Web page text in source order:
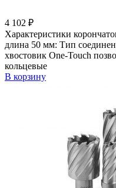
4 102 ₽
Характеристики
длина 50 мм: Тип
хвостовик Оne-Touch
кольцевые
В корзину